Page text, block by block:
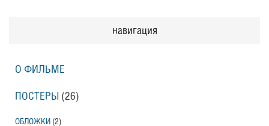
навигация
О ФИЛЬМЕ
ПОСТЕРЫ (26)
ОБЛОЖКИ (2)